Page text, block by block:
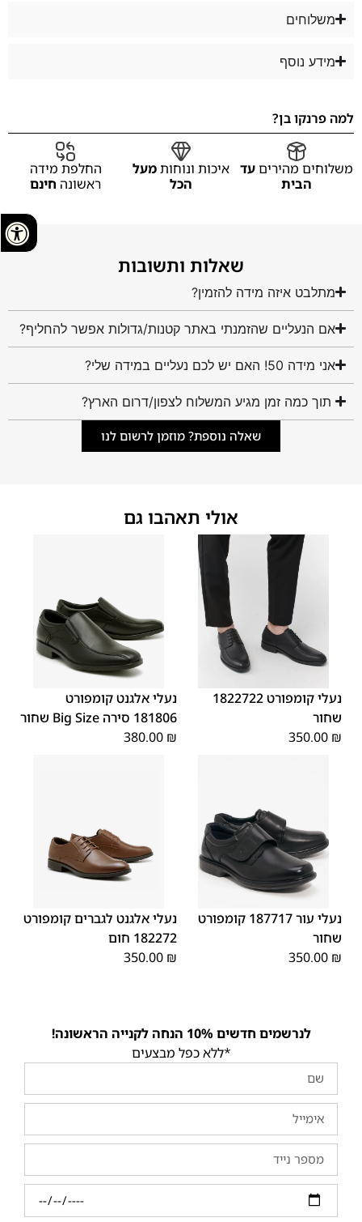
משלוחים
מידע נוסף
למה פרנקו בן?
משלוחים מהיריםעד
הבית
איכות ונוחותמעל
הכל
החלפת מידה
ראשונה חינם
שאלות ותשובות
מתלבט איזה מידה להזמין?
אם הנעליים שהזמנתי באתר קטנות/גדולות אפשר להחליף?
אני מידה 50! האם יש לכם נעליים במידה שלי?
תוך כמה זמן מגיע המשלוח לצפון/דרום הארץ?
שאלה נוספת? מוזמן לרשום לנו
אולי תאהבו גם
39
40
43
44
נעלי קומפורט 1822722
שחור
350.00 ₪
נעלי אלגנט קומפורט
181806 סירה Big Size שחור
380.00 ₪
40
41
42
43
נעלי עור 187717 קומפורט
שחור
350.00 ₪
נעלי אלגנט לגברים קומפורט
182272 חום
350.00 ₪
לנרשמים חדשים 10% הנחה לקנייה הראשונה!
*ללא כפל מבצעים